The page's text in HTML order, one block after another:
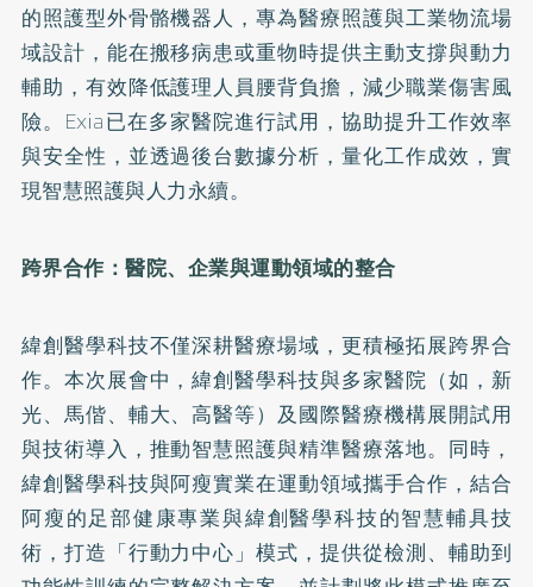
的照護型外骨骼機器人，專為醫療照護與工業物流場
域設計，能在搬移病患或重物時提供主動支撐與動力
輔助，有效降低護理人員腰背負擔，減少職業傷害風
險。Exia已在多家醫院進行試用，協助提升工作效率
與安全性，並透過後台數據分析，量化工作成效，實
現智慧照護與人力永續。
跨界合作：醫院、企業與運動領域的整合
緯創醫學科技不僅深耕醫療場域，更積極拓展跨界合
作。本次展會中，緯創醫學科技與多家醫院（如，新
光、馬偕、輔大、高醫等）及國際醫療機構展開試用
與技術導入，推動智慧照護與精準醫療落地。同時，
緯創醫學科技與阿瘦實業在運動領域攜手合作，結合
阿瘦的足部健康專業與緯創醫學科技的智慧輔具技
術，打造「行動力中心」模式，提供從檢測、輔助到